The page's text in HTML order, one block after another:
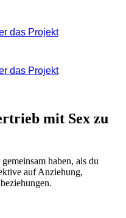
das Projekt
das Projekt
mit Sex zu
haben, als du
auf Anziehung,